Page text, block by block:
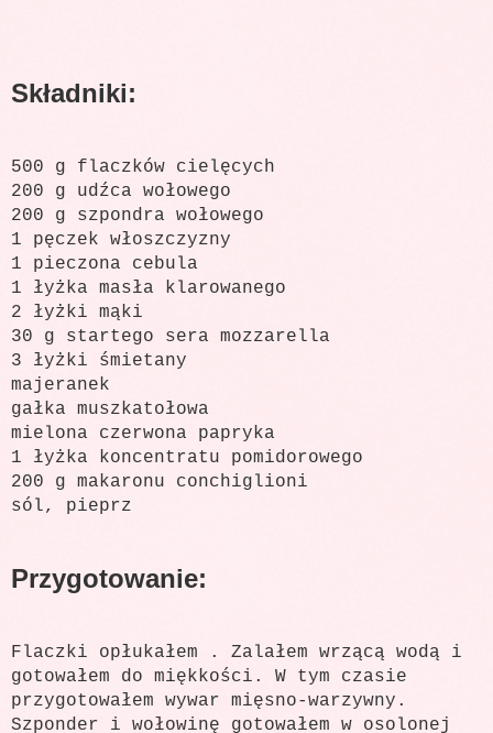
Składniki:
500 g flaczków cielęcych
200 g udźca wołowego
200 g szpondra wołowego
1 pęczek włoszczyzny
1 pieczona cebula
1 łyżka masła klarowanego
2 łyżki mąki
30 g startego sera mozzarella
3 łyżki śmietany
majeranek
gałka muszkatołowa
mielona czerwona papryka
1 łyżka koncentratu pomidorowego
200 g makaronu conchiglioni
sól, pieprz
Przygotowanie:
Flaczki opłukałem . Zalałem wrzącą wodą i
gotowałem do miękkości. W tym czasie
przygotowałem wywar mięsno-warzywny.
Szponder i wołowinę gotowałem w osolonej